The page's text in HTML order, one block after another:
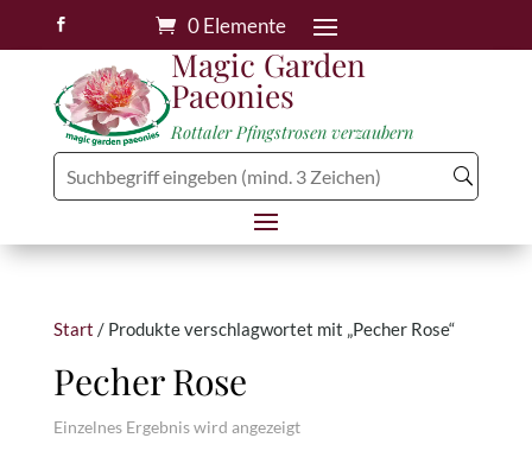
 0 Elemente
Magic Garden
Paeonies
Rottaler Pfingstrosen verzaubern
Start / Produkte verschlagwortet mit „Pecher Rose“
Pecher Rose
Einzelnes Ergebnis wird angezeigt